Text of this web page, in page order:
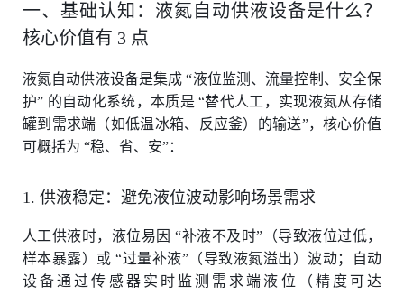
一、基础认知：液氮自动供液设备是什么？
核心价值有 3 点
液氮自动供液设备是集成 “液位监测、流量控制、安全保
护” 的自动化系统，本质是 “替代人工，实现液氮从存储
罐到需求端（如低温冰箱、反应釜）的输送”，核心价值
可概括为 “稳、省、安”：
1. 供液稳定：避免液位波动影响场景需求
人工供液时，液位易因 “补液不及时”（导致液位过低，
样本暴露）或 “过量补液”（导致液氮溢出）波动；自动
设备通过传感器实时监测需求端液位（精度可达